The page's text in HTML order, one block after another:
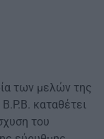
των μελών της
καταθέτει
του